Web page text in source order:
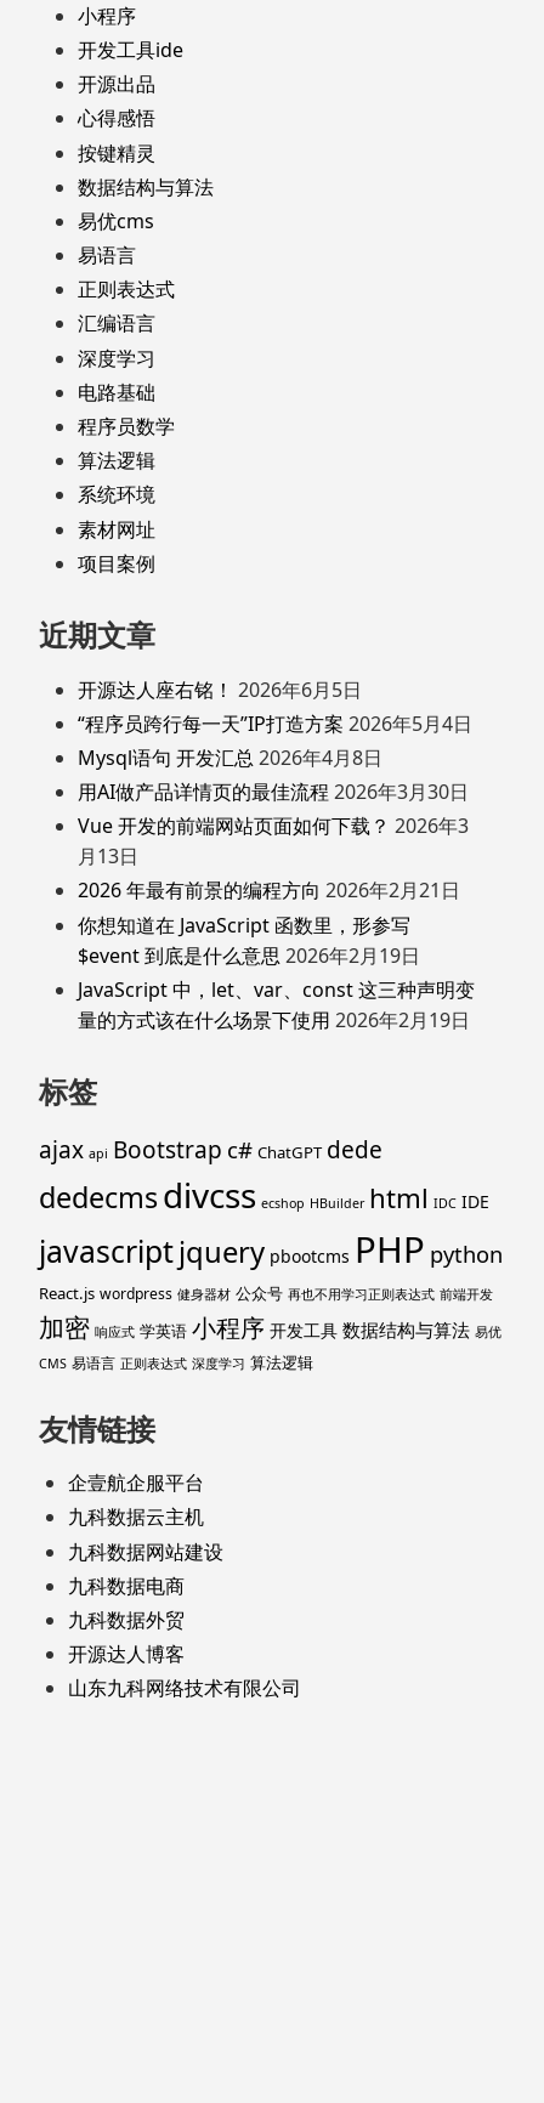
小程序
开发工具ide
开源出品
心得感悟
按键精灵
数据结构与算法
易优cms
易语言
正则表达式
汇编语言
深度学习
电路基础
程序员数学
算法逻辑
系统环境
素材网址
项目案例
近期文章
开源达人座右铭！ 2026年6月5日
“程序员跨行每一天”IP打造方案 2026年5月4日
Mysql语句 开发汇总 2026年4月8日
用AI做产品详情页的最佳流程 2026年3月30日
Vue 开发的前端网站页面如何下载？ 2026年3
月13日
2026 年最有前景的编程方向 2026年2月21日
你想知道在 JavaScript 函数里，形参写
$event 到底是什么意思 2026年2月19日
JavaScript 中，let、var、const 这三种声明变
量的方式该在什么场景下使用 2026年2月19日
标签
ajax api Bootstrap c# ChatGPT dede
dedecmsdivcss ecshop HBuilder html IDC IDE
javascriptjquery pbootcms PHP python
React.js wordpress 健身器材 公众号 再也不用学习正则表达式 前端开发
加密 响应式 学英语 小程序 开发工具 数据结构与算法 易优
CMS 易语言 正则表达式 深度学习 算法逻辑
友情链接
企壹航企服平台
九科数据云主机
九科数据网站建设
九科数据电商
九科数据外贸
开源达人博客
山东九科网络技术有限公司